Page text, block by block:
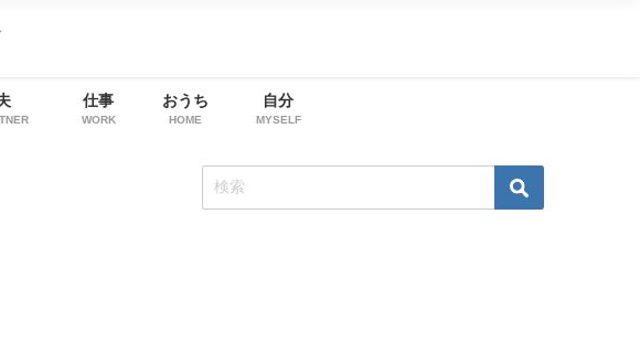
仕事
WORK
おうち
HOME
自分
MYSELF